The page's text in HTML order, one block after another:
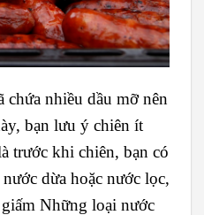
nhiều dầu mỡ nên
bạn lưu ý chiên ít
trước khi chiên, bạn có
dừa hoặc nước lọc,
Những loại nước